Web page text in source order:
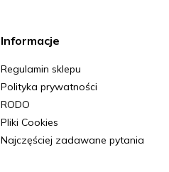
Informacje
Regulamin sklepu
Polityka prywatności
RODO
Pliki Cookies
Najczęściej zadawane pytania